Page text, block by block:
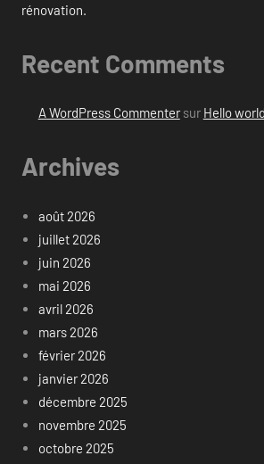
rénovation.
Recent Comments
A WordPress Commentersur Hello
Archives
août 2026
juillet 2026
juin 2026
mai 2026
avril 2026
mars 2026
février 2026
janvier 2026
décembre 2025
novembre 2025
octobre 2025